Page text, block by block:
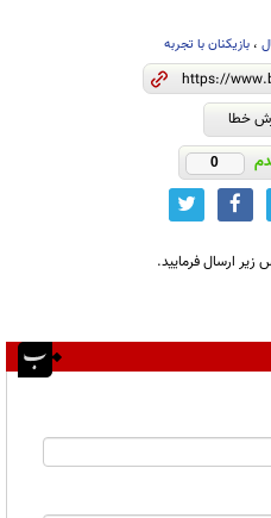
، بازیکنان با تجربه
خطا
0
زیر ارسال فرمایید.